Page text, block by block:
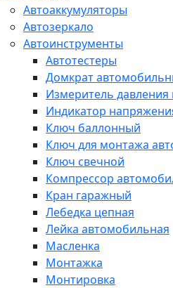
Автоаккумуляторы
Автозеркало
Автоинструменты
Автотестеры
Домкрат
Измеритель давления
Индикатор
Ключ баллонный
Ключ для монтажа
Ключ свечной
Компрессор
Кран гаражный
Лебедка цепная
Лейка автомобильная
Масленка
Монтажка
Монтировка